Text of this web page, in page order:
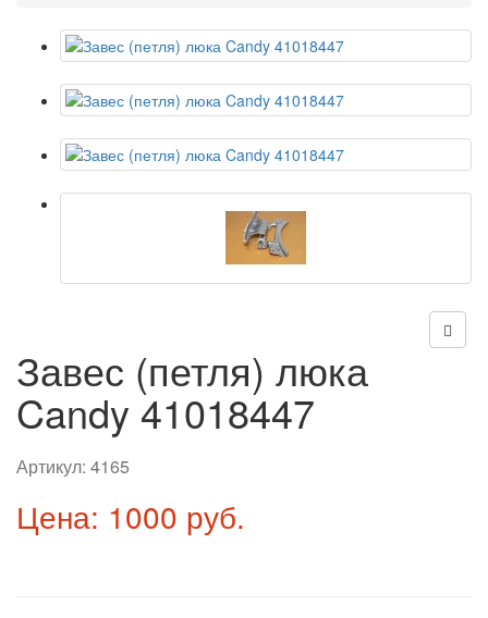
Завес (петля) люка
Candy 41018447
Артикул: 4165
Цена: 1000 руб.